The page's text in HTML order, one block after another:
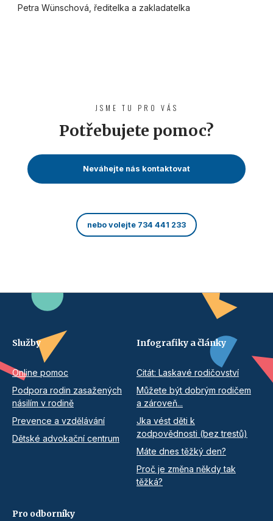
Petra Wünschová, ředitelka a zakladatelka
JSME TU PRO VÁS
Potřebujete pomoc?
Neváhejte nás kontaktovat
nebo volejte 734 441 233
Služby
Online pomoc
Podpora rodin zasažených
násilím v rodině
Prevence a vzdělávání
Dětské advokační centrum
Infografiky a články
Citát: Laskavé rodičovství
Můžete být dobrým rodičem
a zároveň...
Jka vést děti k
zodpovědnosti (bez trestů)
Máte dnes těžký den?
Proč je změna někdy tak
těžká?
Pro odborníky